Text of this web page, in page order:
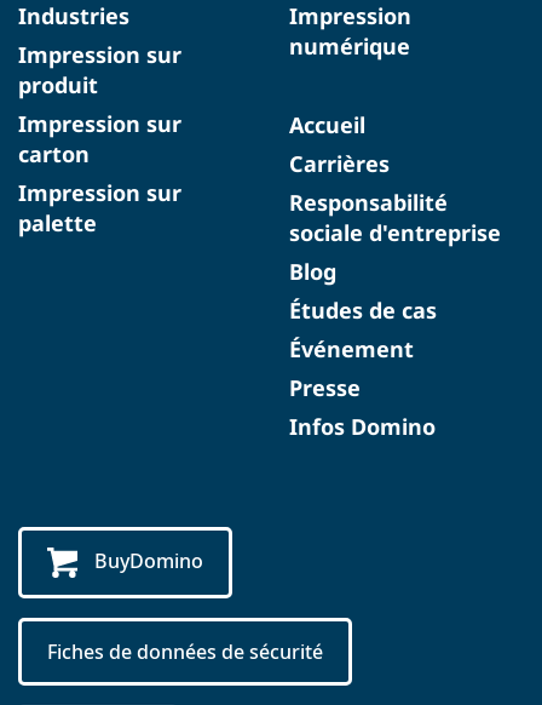
Industries
Impression sur
produit
Impression sur
carton
Impression sur
palette
Impression
numérique
Accueil
Carrières
Responsabilité
sociale d'entreprise
Blog
Études de cas
Événement
Presse
Infos Domino
BuyDomino
Fiches de données de sécurité